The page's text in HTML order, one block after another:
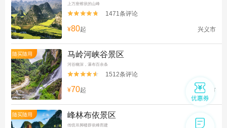
上万座锥状的山峰

 1471条评论
¥80起 兴义市
随买随用 马岭河峡谷景区
河谷幽深，瀑布百余条

 1512条评论
¥70起 兴义市
随买随用 峰林布依景区
传统吊脚楼群依峰而建